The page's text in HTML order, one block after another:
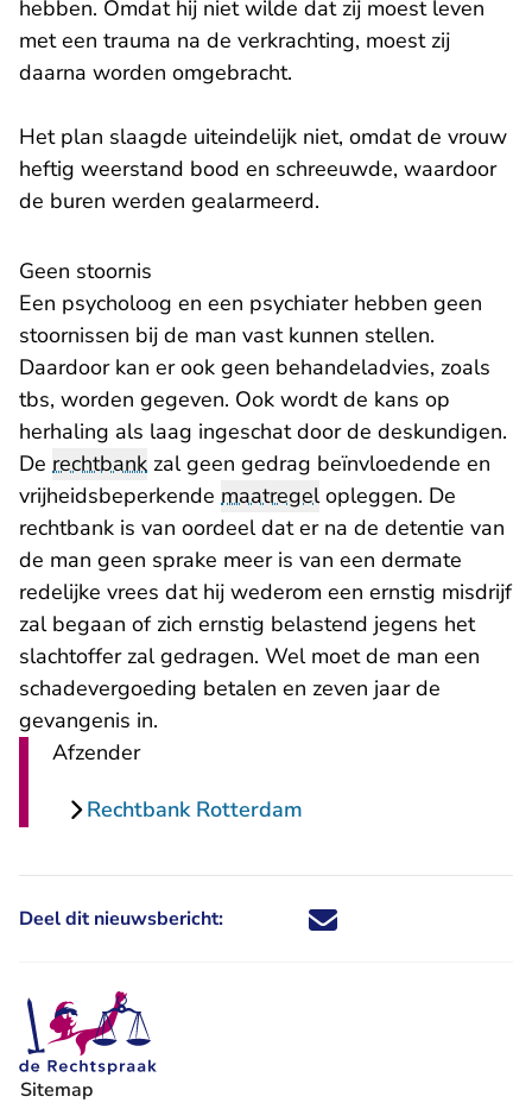
hebben. Omdat hij niet wilde dat zij moest leven
met een trauma na de verkrachting, moest zij
daarna worden omgebracht.
Het plan slaagde uiteindelijk niet, omdat de vrouw
heftig weerstand bood en schreeuwde, waardoor
de buren werden gealarmeerd.
Geen stoornis
Een psycholoog en een psychiater hebben geen
stoornissen bij de man vast kunnen stellen.
Daardoor kan er ook geen behandeladvies, zoals
tbs, worden gegeven. Ook wordt de kans op
herhaling als laag ingeschat door de deskundigen.
De rechtbank zal geen gedrag beïnvloedende en
vrijheidsbeperkende maatregelopleggen. De
rechtbank is van oordeel dat er na de detentie van
de man geen sprake meer is van een dermate
redelijke vrees dat hij wederom een ernstig misdrijf
zal begaan of zich ernstig belastend jegens het
slachtoffer zal gedragen. Wel moet de man een
schadevergoeding betalen en zeven jaar de
gevangenis in.
Afzender
Rechtbank Rotterdam
Deel dit nieuwsbericht: Deel dit nieuwsbericht via X -
Deel dit nieuwsbericht via
Deel dit nieuwsbericht
Deel dit
Sitemap